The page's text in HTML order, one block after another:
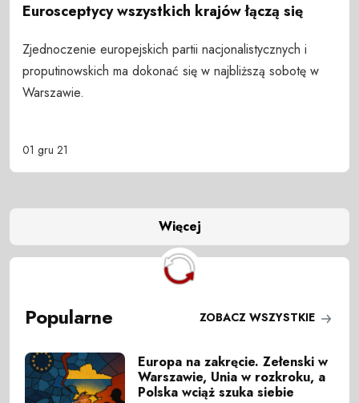
Eurosceptycy wszystkich krajów łączą się
Zjednoczenie europejskich partii nacjonalistycznych i
proputinowskich ma dokonać się w najbliższą sobotę w
Warszawie.
01 gru 21
Więcej
Popularne ZOBACZ WSZYSTKIE
Europa na zakręcie. Zełenski w
Warszawie, Unia w rozkroku, a
Polska wciąż szuka siebie